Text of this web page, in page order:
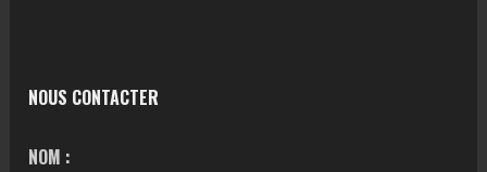
NOUS CONTACTER
NOM :